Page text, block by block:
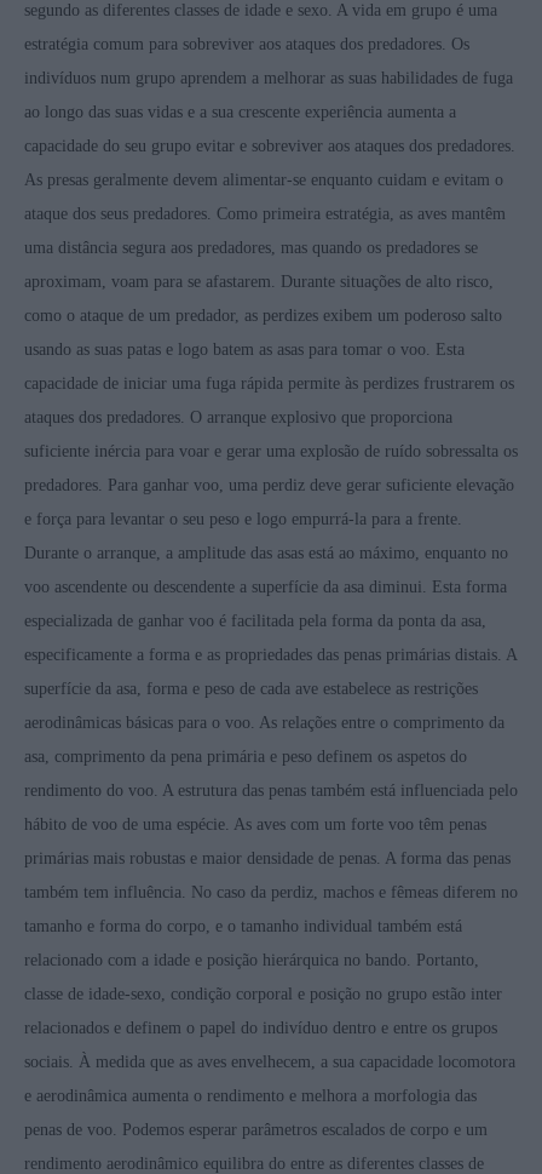
segundo as diferentes classes de idade e sexo. A vida em grupo é uma
estratégia comum para sobreviver aos ataques dos predadores. Os
indivíduos num grupo aprendem a melhorar as suas habilidades de fuga
ao longo das suas vidas e a sua crescente experiência aumenta a
capacidade do seu grupo evitar e sobreviver aos ataques dos predadores.
As presas geralmente devem alimentar-se enquanto cuidam e evitam o
ataque dos seus predadores. Como primeira estratégia, as aves mantêm
uma distância segura aos predadores, mas quando os predadores se
aproximam, voam para se afastarem. Durante situações de alto risco,
como o ataque de um predador, as perdizes exibem um poderoso salto
usando as suas patas e logo batem as asas para tomar o voo. Esta
capacidade de iniciar uma fuga rápida permite às perdizes frustrarem os
ataques dos predadores. O arranque explosivo que proporciona
suficiente inércia para voar e gerar uma explosão de ruído sobressalta os
predadores. Para ganhar voo, uma perdiz deve gerar suficiente elevação
e força para levantar o seu peso e logo empurrá-la para a frente.
Durante o arranque, a amplitude das asas está ao máximo, enquanto no
voo ascendente ou descendente a superfície da asa diminui. Esta forma
especializada de ganhar voo é facilitada pela forma da ponta da asa,
especificamente a forma e as propriedades das penas primárias distais. A
superfície da asa, forma e peso de cada ave estabelece as restrições
aerodinâmicas básicas para o voo. As relações entre o comprimento da
asa, comprimento da pena primária e peso definem os aspetos do
rendimento do voo. A estrutura das penas também está influenciada pelo
hábito de voo de uma espécie. As aves com um forte voo têm penas
primárias mais robustas e maior densidade de penas. A forma das penas
também tem influência. No caso da perdiz, machos e fêmeas diferem no
tamanho e forma do corpo, e o tamanho individual também está
relacionado com a idade e posição hierárquica no bando. Portanto,
classe de idade-sexo, condição corporal e posição no grupo estão inter
relacionados e definem o papel do indivíduo dentro e entre os grupos
sociais. À medida que as aves envelhecem, a sua capacidade locomotora
e aerodinâmica aumenta o rendimento e melhora a morfologia das
penas de voo. Podemos esperar parâmetros escalados de corpo e um
rendimento aerodinâmico equilibra do entre as diferentes classes de